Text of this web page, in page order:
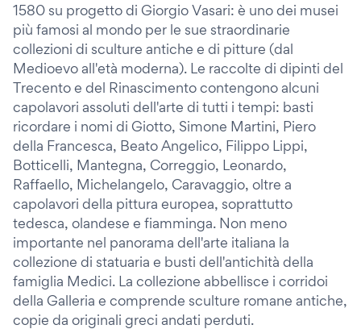
1580 su progetto di Giorgio Vasari: è uno dei musei
più famosi al mondo per le sue straordinarie
collezioni di sculture antiche e di pitture (dal
Medioevo all'età moderna). Le raccolte di dipinti del
Trecento e del Rinascimento contengono alcuni
capolavori assoluti dell'arte di tutti i tempi: basti
ricordare i nomi di Giotto, Simone Martini, Piero
della Francesca, Beato Angelico, Filippo Lippi,
Botticelli, Mantegna, Correggio, Leonardo,
Raffaello, Michelangelo, Caravaggio, oltre a
capolavori della pittura europea, soprattutto
tedesca, olandese e fiamminga. Non meno
importante nel panorama dell'arte italiana la
collezione di statuaria e busti dell'antichità della
famiglia Medici. La collezione abbellisce i corridoi
della Galleria e comprende sculture romane antiche,
copie da originali greci andati perduti.